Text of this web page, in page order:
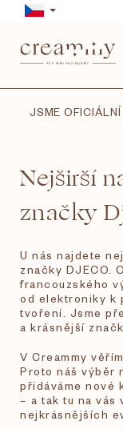
Přejít
JSME
Nejširší
značky
U nás najdete
značky DJECO.
francouzského
od elektroniky k
tvoření. Jsme
a krásnější
V Creammy
Proto náš výběr
přidáváme nové
– a tak tu na
nejkrásnějších